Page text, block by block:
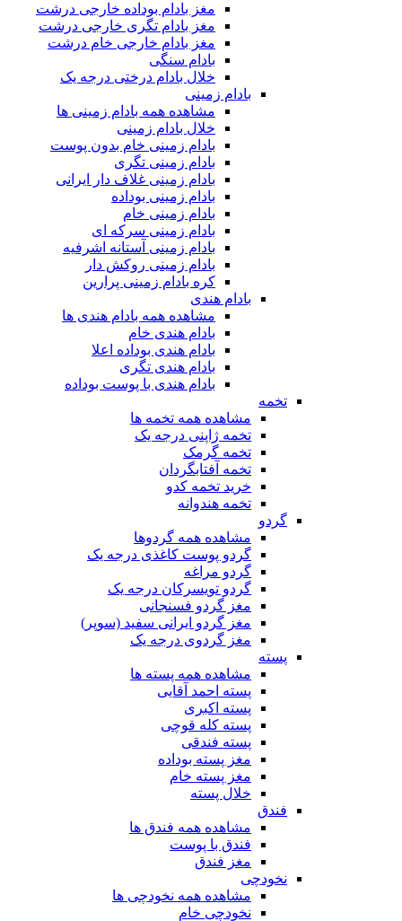
مغز بادام بوداده خارجی درشت
مغز بادام تگری خارجی درشت
مغز بادام خارجی خام درشت
بادام سنگی
خلال بادام درختی درجه یک
بادام زمینی
مشاهده همه بادام زمینی ها
خلال بادام زمینی
بادام زمینی خام بدون پوست
بادام زمینی تگری
بادام زمینی غلاف دار ایرانی
بادام زمینی بوداده
بادام زمینی خام
بادام زمینی سرکه ای
بادام زمینی آستانه اشرفیه
بادام زمینی روکش دار
کره بادام زمینی پرارین
بادام هندی
مشاهده همه بادام هندی ها
بادام هندی خام
بادام هندی بوداده اعلا
بادام هندی تگری
بادام هندی با پوست بوداده
تخمه
مشاهده همه تخمه ها
تخمه ژاپنی درجه یک
تخمه گرمک
تخمه آفتابگردان
خرید تخمه کدو
تخمه هندوانه
گردو
مشاهده همه گردوها
گردو پوست کاغذی درجه یک
گردو مراغه
گردو تویسرکان درجه یک
مغز گردو فسنجانی
مغز گردو ایرانی سفید (سوپر)
مغز گردوی درجه یک
پسته
مشاهده همه پسته ها
پسته احمد آقایی
پسته اکبری
پسته کله قوچی
پسته فندقی
مغز پسته بوداده
مغز پسته خام
خلال پسته
فندق
مشاهده همه فندق ها
فندق با پوست
مغز فندق
نخودچی
مشاهده همه نخودچی ها
نخودچی خام